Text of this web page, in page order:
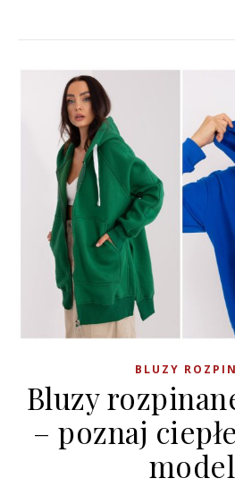
BLUZY
Bluzy
– poznaj